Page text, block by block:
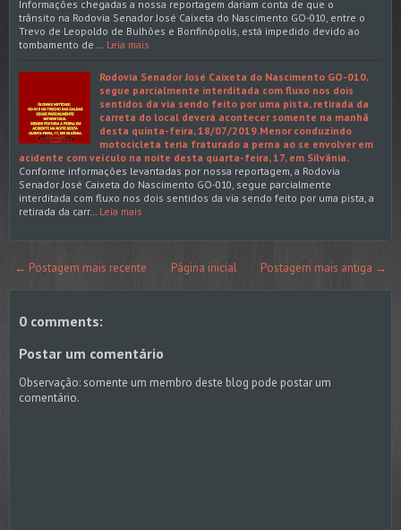
Informações chegadas a nossa reportagem dariam conta de que o
trânsito na Rodovia Senador José Caixeta do Nascimento GO-010, entre o
Trevo de Leopoldo de Bulhões e Bonfinópolis, está impedido devido ao
tombamento de … Leia mais
Rodovia Senador José Caixeta do Nascimento GO-010,
segue parcialmente interditada com fluxo nos dois
sentidos da via sendo feito por uma pista, retirada da
carreta do local deverá acontecer somente na manhã
desta quinta-feira, 18/07/2019.Menor conduzindo
motocicleta teria fraturado a perna ao se envolver em
acidente com veículo na noite desta quarta-feira, 17, em Silvânia.
Conforme informações levantadas por nossa reportagem, a Rodovia
Senador José Caixeta do Nascimento GO-010, segue parcialmente
interditada com fluxo nos dois sentidos da via sendo feito por uma pista, a
retirada da carr… Leia mais
← Postagem mais recente Postagem mais antiga →
Página inicial
0 comments:
Postar um comentário
Observação: somente um membro deste blog pode postar um
comentário.